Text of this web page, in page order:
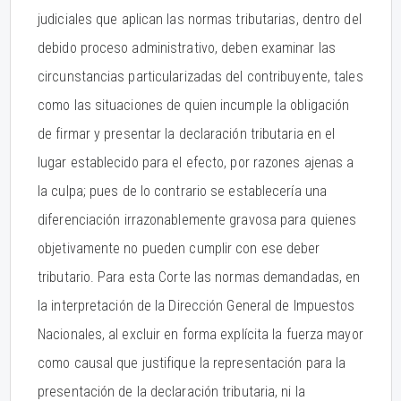
judiciales que aplican las normas tributarias, dentro del
debido proceso administrativo, deben examinar las
circunstancias particularizadas del contribuyente, tales
como las situaciones de quien incumple la obligación
de firmar y presentar la declaración tributaria en el
lugar establecido para el efecto, por razones ajenas a
la culpa; pues de lo contrario se establecería una
diferenciación irrazonablemente gravosa para quienes
objetivamente no pueden cumplir con ese deber
tributario. Para esta Corte las normas demandadas, en
la interpretación de la Dirección General de Impuestos
Nacionales, al excluir en forma explícita la fuerza mayor
como causal que justifique la representación para la
presentación de la declaración tributaria, ni la